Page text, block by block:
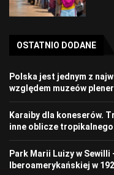
OSTATNIO DODANE
Polska jest jednym z
względem muzeów
Karaiby dla koneserów.
inne oblicze
Park Marii Luizy w
Iberoamerykańskiej w